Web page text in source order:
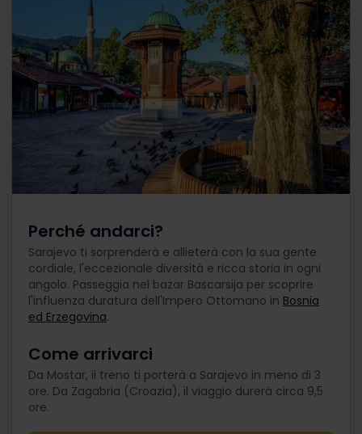
Perché andarci?
Sarajevo ti sorprenderà e allieterà con la sua gente
cordiale, l'eccezionale diversità e ricca storia in ogni
angolo. Passeggia nel bazar Bascarsija per scoprire
l'influenza duratura dell'Impero Ottomano in Bosnia
ed Erzegovina.
Come arrivarci
Da Mostar, il treno ti porterà a Sarajevo in meno di 3
ore. Da Zagabria (Croazia), il viaggio durerà circa 9,5
ore.